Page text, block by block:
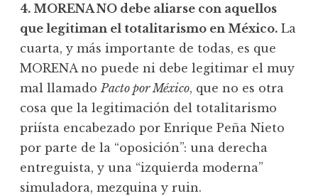
4. MORENA NO debe aliarse con aquellos
que legitiman el totalitarismo en México. La
cuarta, y más importante de todas, es que
MORENA no puede ni debe legitimar el muy
mal llamadoPacto por México, que no es otra
cosa que la legitimación del totalitarismo
priísta encabezado por Enrique Peña Nieto
por parte de la “oposición”: una derecha
entreguista, y una “izquierda moderna”
simuladora, mezquina y ruin.